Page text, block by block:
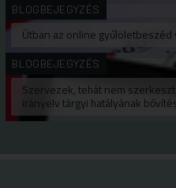
BLOGBEJEGYZÉS
Útban az online
BLOGBEJEGYZÉS
Szervezek, tehát nem
irányelv tárgyi hatályának